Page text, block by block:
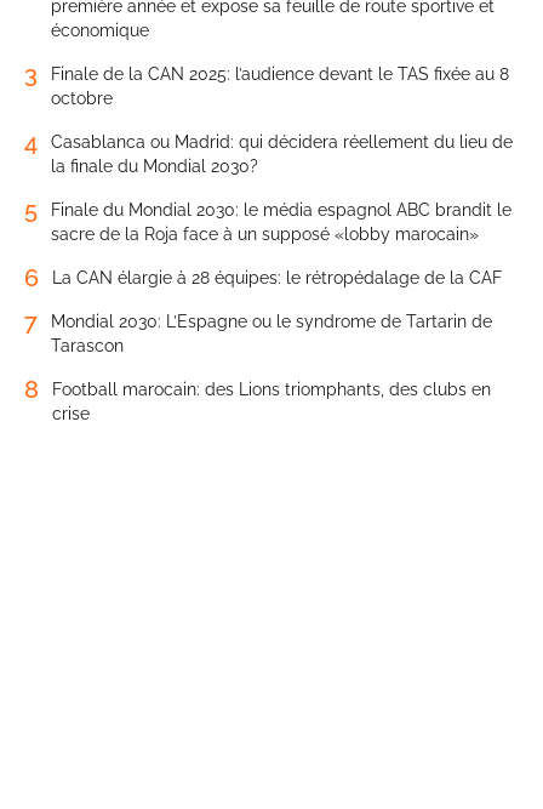
première année et expose sa feuille de route sportive et
économique
3
Finale de la CAN 2025: l’audience devant le TAS fixée au 8
octobre
4
Casablanca ou Madrid: qui décidera réellement du lieu de
la finale du Mondial 2030?
5
Finale du Mondial 2030: le média espagnol ABC brandit le
sacre de la Roja face à un supposé «lobby marocain»
6 La CAN élargie à 28 équipes: le rétropédalage de la CAF
7
Mondial 2030: L’Espagne ou le syndrome de Tartarin de
Tarascon
8
Football marocain: des Lions triomphants, des clubs en
crise